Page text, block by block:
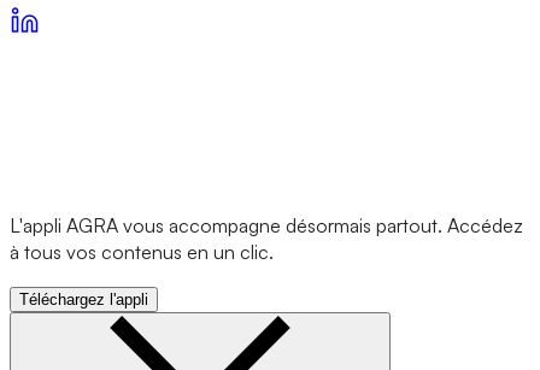
L'appli AGRA vous accompagne désormais partout. Accédez
à tous vos contenus en un clic.
Téléchargez l'appli